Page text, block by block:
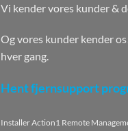
Vi kender vores kunder &
Og vores kunder kender
hver gang.
Hent fjernsupport
Installer Action1 Remote